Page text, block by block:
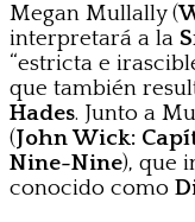
Megan Mullally (
interpretará a la
“estricta e
que también
Hades. Junto a
(John Wick:
Nine-Nine), que
conocido como